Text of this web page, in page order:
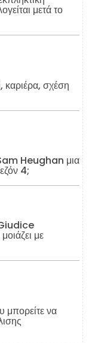
μετά το
σχέση
Heughan μια
4;
Giudice
με
μπορείτε να